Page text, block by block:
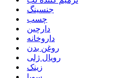
جنسینگ
چسب
دارچین
داروخانه
روغن بدن
رویال ژلی
زینک